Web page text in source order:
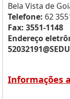
Bela Vista de
Telefone: 62
Fax: 3551-1148
Endereço
Informações